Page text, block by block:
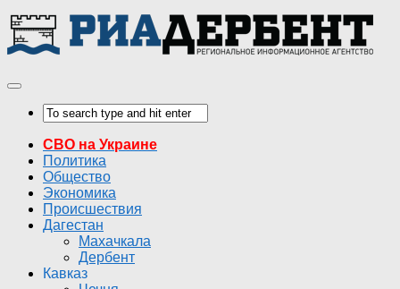
СВО на Украине
Политика
Общество
Экономика
Происшествия
Дагестан
Махачкала
Дербент
Кавказ